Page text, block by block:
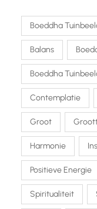
Boeddha
Balans
Boeddha
Contemplatie
Groot
Harmonie
Positieve Energie
Spiritualiteit